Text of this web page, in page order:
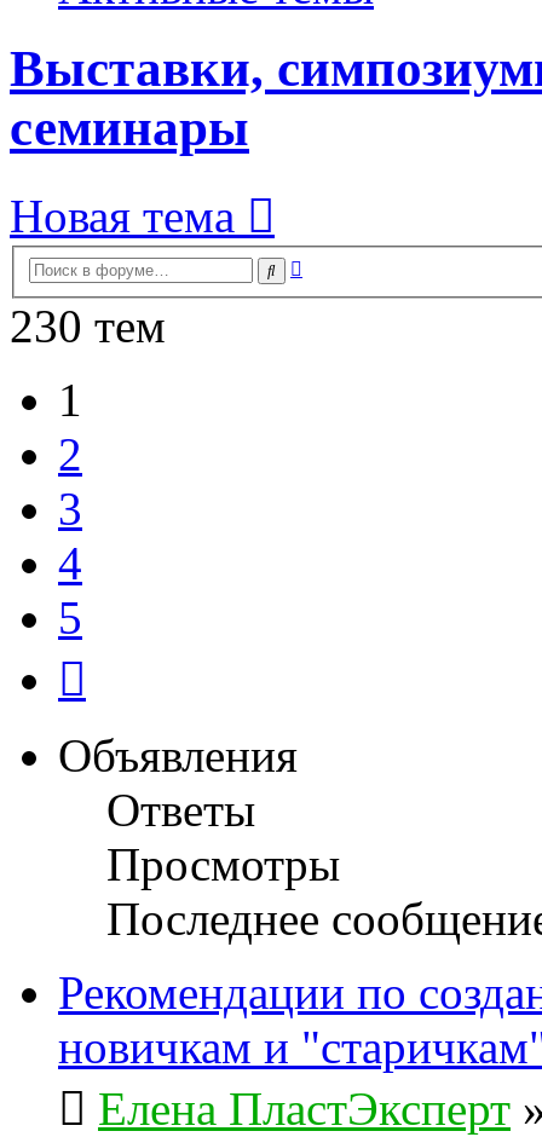
Выставки,
семинары
Новая тема
Поиск
230 тем
1
2
3
4
5
Объявления
Ответы
Просмотры
Последнее
Рекомендации по
новичкам и
Елена ПластЭксперт